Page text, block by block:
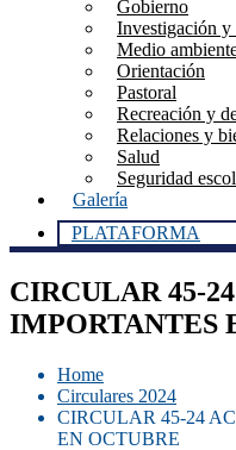
Gobierno
Investigación y
Medio
Orientación
Pastoral
Recreación y
Relaciones y
Salud
Seguridad
Galería
PLATAFORMA
CIRCULAR 45-
IMPORTANTES
Home
Circulares 2024
CIRCULAR 45-24
EN OCTUBRE